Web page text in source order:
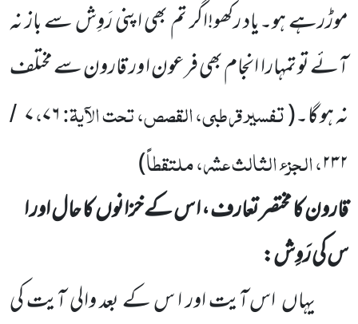
موڑرہے ہو۔یاد رکھو!اگر تم بھی اپنی رَوِش سے باز نہ
آئے تو تمہارا انجام بھی فرعون ا ور قارون سے مختلف
نہ ہو گا۔(تفسیر قرطبی، القصص، تحت الآیۃ:۷۶،۷ /
۲۳۲، الجزء الثالث عشر، ملتقطاً)
قارون کا مختصر تعارف ، ا س کے خزانوںکا حال اور ا
س کی رَوِش:
یہاںاس آیت اور ا س کے بعد والی آیت کی